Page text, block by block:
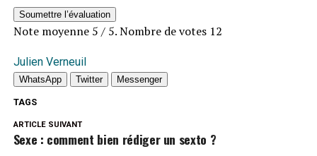
Soumettre l’évaluation
Note moyenne 5 / 5. Nombre de votes 12
Julien Verneuil
WhatsApp Twitter Messenger
TAGS
ARTICLE SUIVANT
Sexe : comment bien rédiger un sexto ?